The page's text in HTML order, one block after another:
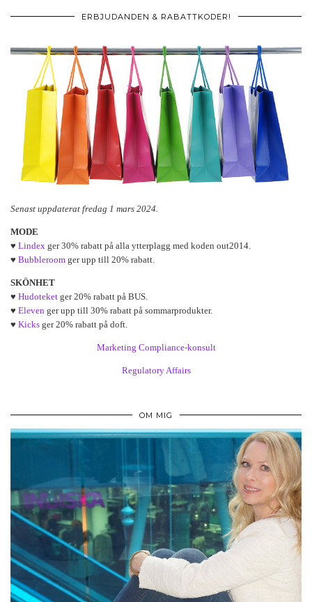
ERBJUDANDEN & RABATTKODER!
Senast uppdaterat fredag 1 mars 2024.
MODE
♥ Lindex ger 30% rabatt på alla ytterplagg med koden out2014.
♥ Bubbleroom ger upp till 20% rabatt.
SKÖNHET
♥ Hudoteket ger 20% rabatt på BUS.
♥ Eleven ger upp till 30% rabatt på sommarprodukter.
♥ Kicks ger 20% rabatt på doft.
Marketing Compliance-konsult
Regulatory Affairs
OM MIG